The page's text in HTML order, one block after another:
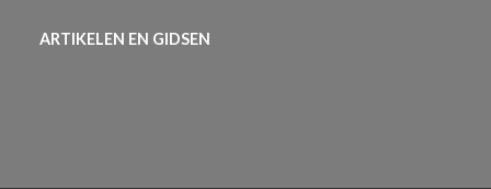
ARTIKELEN EN GIDSEN